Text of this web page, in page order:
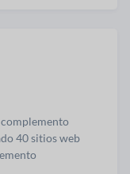
40 sitios web